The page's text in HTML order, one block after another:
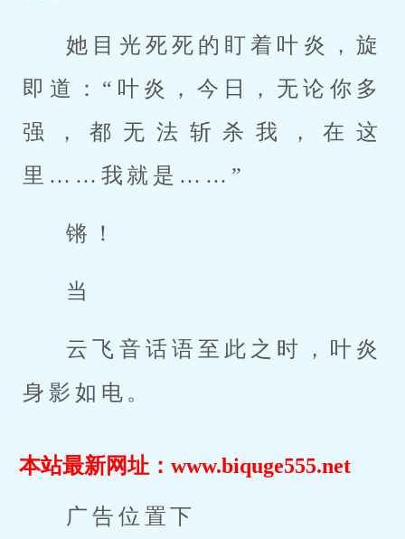
她目光死死的盯着叶炎，旋
即道：“叶炎，今日，无论你多
强，都无法斩杀我，在这
里……我就是……”
锵！
当
云飞音话语至此之时，叶炎
身影如电。
本站最新网址：www.biquge555.net
广告位置下